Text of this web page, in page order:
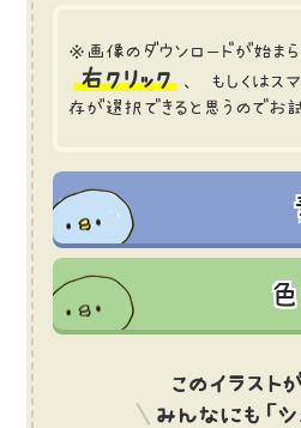
※画像のダウンロードが始ま
右クリック 、 もしくはスマ
存が選択できると思うのでお
このイラスト
みんなにも「シ